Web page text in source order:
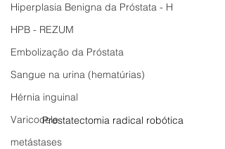
Hiperplasia Benigna da Próstata - H
HPB - REZUM
Embolização da Próstata
Sangue na urina (hematúrias)
Hérnia inguinal
Varicocele
metástases
Prostatectomia radical robótica